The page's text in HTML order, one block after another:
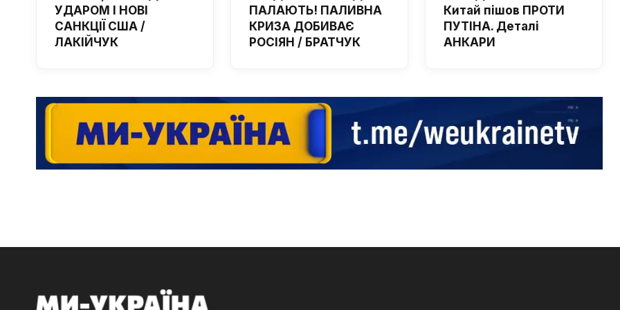
УДАРОМ І НОВІ
САНКЦІЇ США /
ЛАКІЙЧУК
ПАЛАЮТЬ! ПАЛИВНА
КРИЗА ДОБИВАЄ
РОСІЯН / БРАТЧУК
Китай пішов ПРОТИ
ПУТІНА. Деталі
АНКАРИ